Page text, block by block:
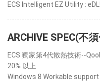
ECS Intelligent EZ Utility :
ARCHIVE SPEC(不
ECS 獨家第4代散熱技術--
20% 以上
Windows 8 Workable support